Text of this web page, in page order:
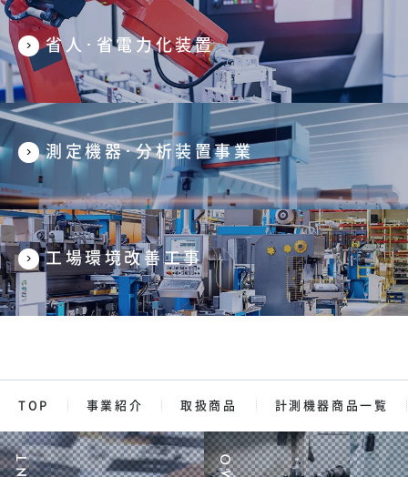
省人･省電力化装置
測定機器･分析装置事業
工場環境改善工事
TOP 事業紹介 取扱商品 計測機器商品一覧